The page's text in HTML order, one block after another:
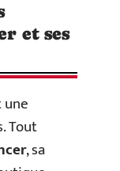
et ses
Tout
, sa